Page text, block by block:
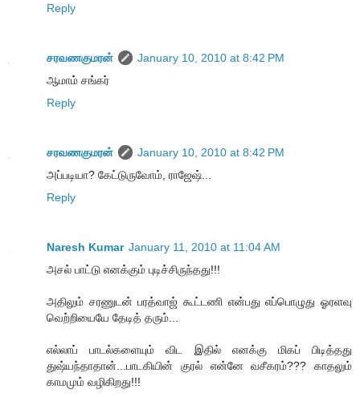
Reply
சரவணகுமரன்
January 10, 2010 at 8:42 PM
ஆமாம் சங்கர்
Reply
சரவணகுமரன்
January 10, 2010 at 8:42 PM
அப்படியா? கேட்டுருவோம், ராஜேஷ்...
Reply
Naresh Kumar January 11, 2010 at 11:04 AM
அசல் பாட்டு எனக்கும் புடிச்சிருந்தது!!!
அதிலும் சரணுடன் பரத்வாஜ் கூட்டணி என்பது எப்பொழுது ஓரளவு
வெற்றியையே தேடித் தரும்...
எல்லாப் பாடல்களையும் விட இதில் எனக்கு மிகப் பிடித்தது
துஷ்யந்தாதான்...பாடகியின் குரல் என்னே வசீகரம்??? காதலும்
காமமும் வழிகிறது!!!